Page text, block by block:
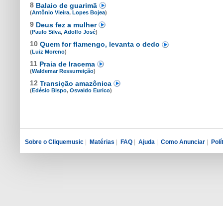
8 Balaio de guarimã
(Antônio Vieira, Lopes Bojea)
9 Deus fez a mulher
(Paulo Silva, Adolfo José)
10 Quem for flamengo, levanta o dedo
(Luiz Moreno)
11 Praia de Iracema
(Waldemar Ressurreição)
12 Transição amazônica
(Edésio Bispo, Osvaldo Eurico)
Sobre o Cliquemusic Matérias FAQ Ajuda Como Anunciar